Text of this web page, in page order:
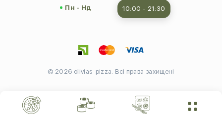
Пн - Нд 10:00 - 21:30
© 2026 olivias-pizza. Всі права захищені